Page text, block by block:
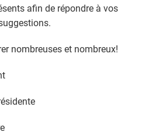
afin de répondre à vos
nombreuses et nombreux!